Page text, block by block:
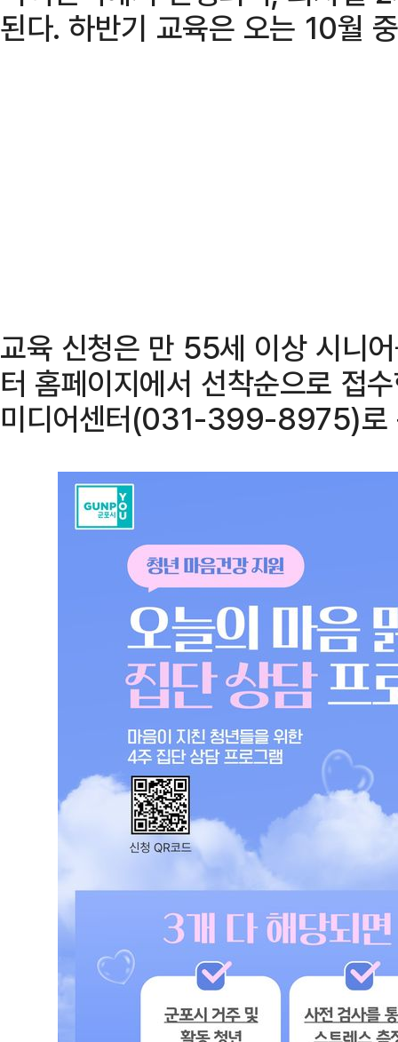
된다. 하반기 교육은 오는 10월
교육 신청은 만 55세 이상 시니
터 홈페이지에서 선착순으로 접
미디어센터(031-399-8975)로